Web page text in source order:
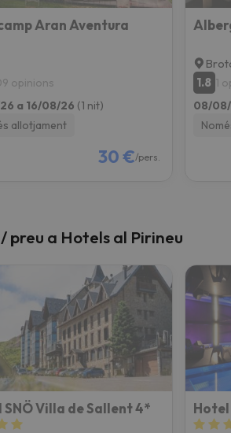
Aran Aventura
opinions
a 16/08/26 (1 nit)
allotjament
30 €/pers.
1.8 1
08/
preu a Hotels al Pirineu
SNÖ Villa de Sallent 4* Hotel